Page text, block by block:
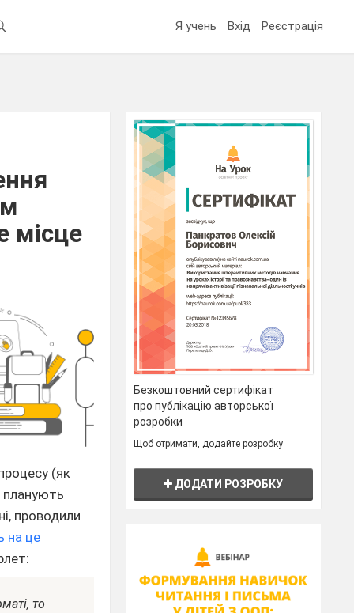
Я учень Вхід Реєстрація
місце
(як
планують
проводили
на це
то
Безкоштовний сертифікат
про публікацію авторської
розробки
Щоб отримати, додайте розробку
ДОДАТИ РОЗРОБКУ